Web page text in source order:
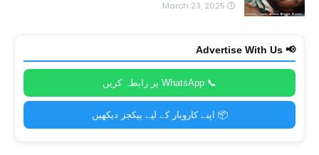
March 23, 2025
📢 Advertise With Us
📞 WhatsApp پر رابطہ کریں
📦 اپنے کاروبار کے لیے پیکجز دیکھیں